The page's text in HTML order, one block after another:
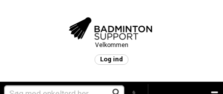
Velkommen
Log ind